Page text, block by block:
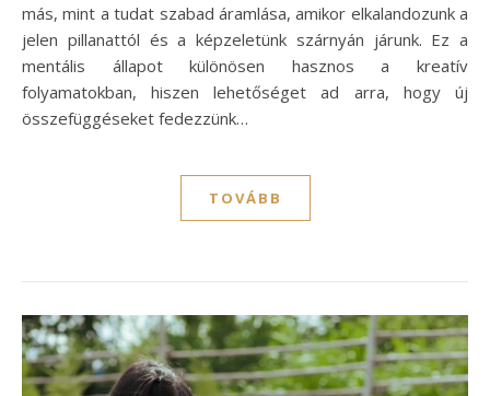
más, mint a tudat szabad áramlása, amikor elkalandozunk a
jelen pillanattól és a képzeletünk szárnyán járunk. Ez a
mentális állapot különösen hasznos a kreatív
folyamatokban, hiszen lehetőséget ad arra, hogy új
összefüggéseket fedezzünk…
TOVÁBB